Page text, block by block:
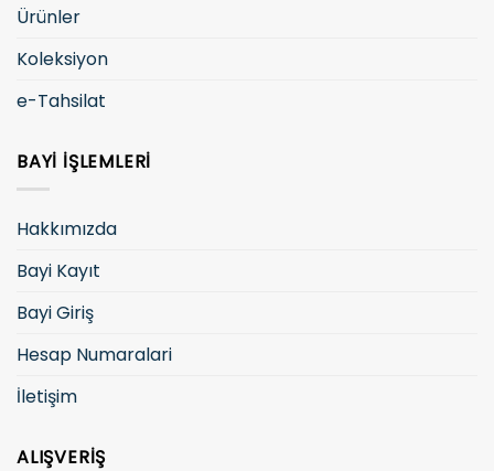
Ürünler
Koleksiyon
e-Tahsilat
BAYI İŞLEMLERI
Hakkımızda
Bayi Kayıt
Bayi Giriş
Hesap Numaralari
İletişim
ALIŞVERIŞ